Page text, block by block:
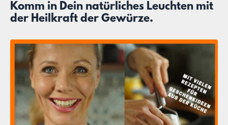
Komm in Dein natürliches Leuchten mit
der Heilkraft der Gewürze.